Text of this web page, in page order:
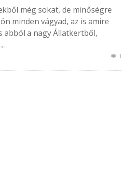
még sokat, de minőségre
minden vágyad, az is amire
abból a nagy Állatkertből,
1